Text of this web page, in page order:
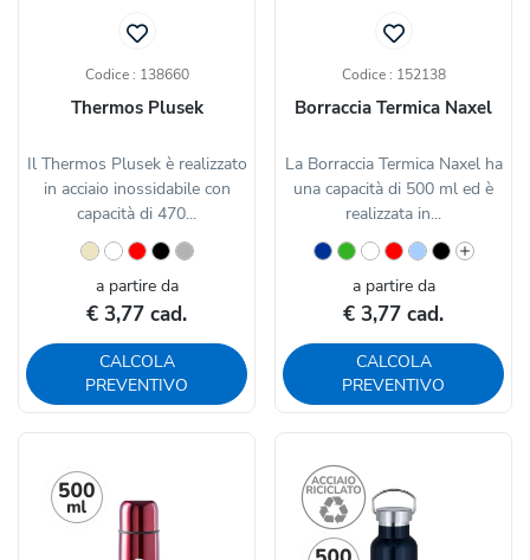
Codice : 138660
Thermos Plusek
Il Thermos Plusek è realizzato
in acciaio inossidabile con
capacità di 470...
a partire da
€ 3,77 cad.
CALCOLA
PREVENTIVO
Codice : 152138
Borraccia Termica Naxel
La Borraccia Termica Naxel ha
una capacità di 500 ml ed è
realizzata in...
a partire da
€ 3,77 cad.
CALCOLA
PREVENTIVO